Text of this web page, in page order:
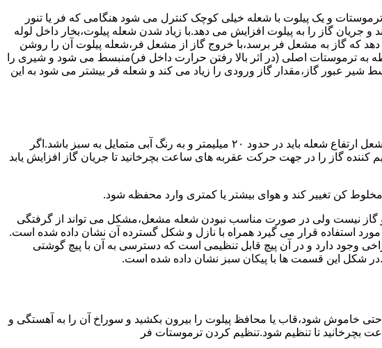
و یک پیلوت با شعله خیلی کوچک کنترل می شود هنگامی که فر یا تنور
گاز را به پیلوت افزایش می دهد.با زیاد شدن شعله پیلوت،بخار داخل لوله
که گاز به مشعل فر برسد،با خروج گاز از مشعل فر،شعله پیلوت آن را روشن
به ترموستات اصلی (در اثر بالا رفتن حرارت داخل فر)منبسط می شود و شیری را
شیر عبور گاز،مقدار گاز ورودی را زیاد می کند و شعله فر بیشتر می شود به این
هنگامی که یک دکمه کنترل مشعل در زیادترین حد خود باشد،دوره مشعل باید آبی بسوزد و داخل آن یعنی در قسمت وسط مشعل ارتفاع شعله باید در حدود ۲۰ میلیمتر و به رنگ آبی متمایل به سبز باشد.اگر
کننده گاز را در جهت حرکت عقربه های ساعت بچرخانید تا جریان گاز افزایش یابد
کن تغییر کند و هوای بیشتر یا کمتری وارد محفظه شود.
گاز نیست ولی در صورت مناسب نبودن شعله مشعل،مشکل می تواند از گرفتگی
استفاده قرار می گیرد همراه با نازل و شکل گسترده آن نشان داده شده است.
دارد و در آن پیچ قابل تنظیمی است که دسترسی به آن با پیچ گوشتی
شکل این قسمت ها با پیکان سبز نشان داده شده است.
شعله خیلی کوتاه باشد و یا به راحتی خاموش شود،قاب یا محافظ پیلوت را بیرون بکشید و سوراخ آن را به آهستگی و
بچرخانید تا تنظیم شود.تنظیم کردن ترموستات فر